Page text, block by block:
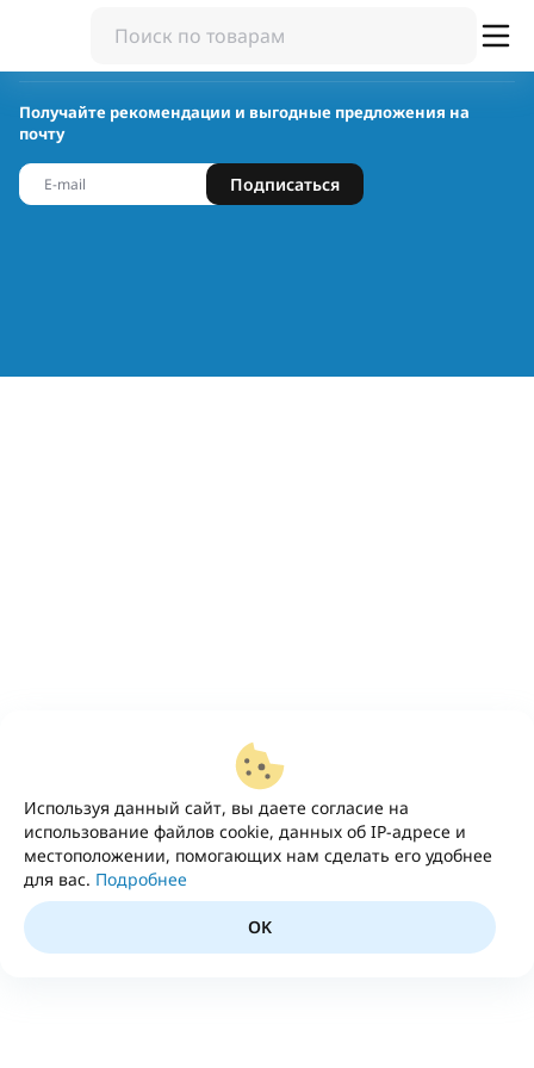
Используя данный сайт, вы даете согласие на
использование файлов cookie, данных об IP-адресе и
местоположении, помогающих нам сделать его удобнее
для вас. Подробнее
OK
Получайте рекомендации и выгодные предложения на
почту
Подписаться